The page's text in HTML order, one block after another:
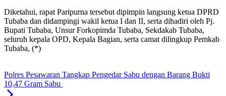
Diketahui, rapat Paripurna tersebut dipimpin langsung ketua DPRD
Tubaba dan didampingi wakil ketua I dan II, serta dihadiri oleh Pj.
Bupati Tubaba, Unsur Forkopimda Tubaba, Sekdakab Tubaba,
seluruh kepala OPD, Kepala Bagian, serta camat dilingkup Pemkab
Tubaba, (*)
Polres Pesawaran Tangkap Pengedar Sabu dengan Barang Bukti
10,47 Gram Sabu